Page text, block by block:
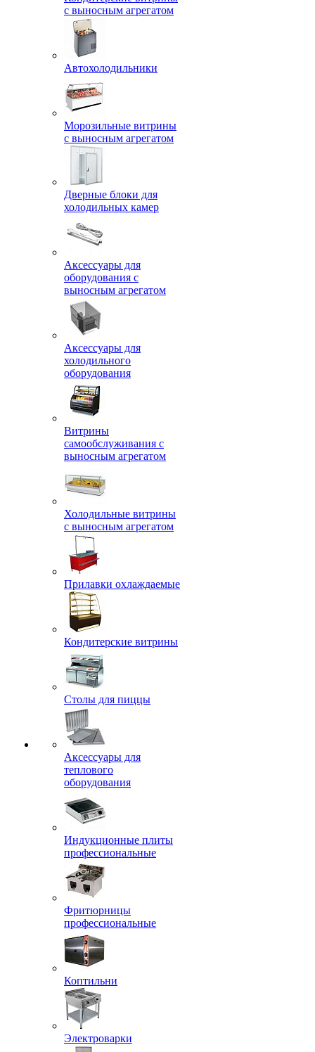
с выносным агрегатом
Автохолодильники
Морозильные витрины
с выносным агрегатом
Дверные блоки для
холодильных камер
Аксессуары для
оборудования с
выносным агрегатом
Аксессуары для
холодильного
оборудования
Витрины
самообслуживания с
выносным агрегатом
Холодильные витрины
с выносным агрегатом
Прилавки охлаждаемые
Кондитерские витрины
Столы для пиццы
Аксессуары для
теплового
оборудования
Индукционные плиты
профессиональные
Фритюрницы
профессиональные
Коптильни
Электроварки